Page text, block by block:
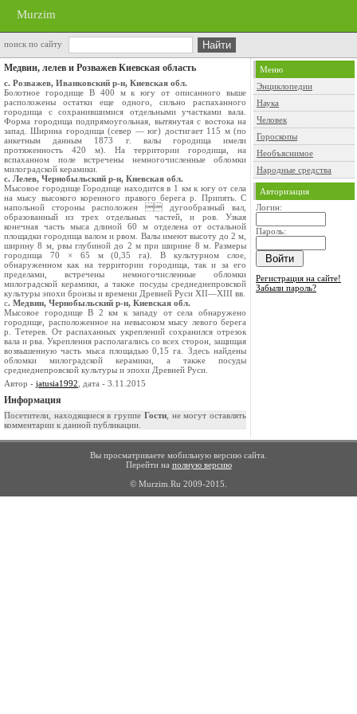
Murzim
поиск по сайту
Медвин, лелев и Розважев Киевская область
с. Розважев, Иванковский р-н, Киевская обл.
Болотное городище В 400 м к югу от описанного выше
расположены остатки еще одного, сильно распаханного
городища с сохранившимися отдельными участками вала.
Форма городища подпрямоугольная, вытянутая с востока на
запад. Ширина городища (север — юг) достигает 115 м (по
анкетным данным 1873 г. валы городища имели
протяженность 420 м). На территории городища, на
вспаханном поле встречены немногочисленные обломки
милоградской керамики.
с. Лелев, Чернобыльский р-н, Киевская обл.
Мысовое городище Городище находится в 1 км к югу от села
на мысу высокого коренного правого берега р. Припять. С
напольной стороны расположен  дугообразный вал,
образованный из трех отдельных частей, и ров. Узкая
конечная часть мыса длиной 60 м отделена от остальной
площадки городища валом и рвом. Валы имеют высоту до 2 м,
ширину 8 м, рвы глубиной до 2 м при ширине 8 м. Размеры
городища 70 × 65 м (0,35 га). В культурном слое,
обнаруженном как на территории городища, так и за его
пределами, встречены немногочисленные обломки
милоградской керамики, а также посуды среднеднепровской
культуры эпохи бронзы и времени Древней Руси XII—XIII вв.
с. Медвин, Чернобыльский р-н, Киевская обл.
Мысовое городище В 2 км к западу от села обнаружено
городище, расположенное на невысоком мысу левого берега
р. Тетерев. От распаханных укреплений сохранился отрезок
вала и рва. Укрепления располагались со всех сторон, защищая
возвышенную часть мыса площадью 0,15 га. Здесь найдены
обломки милоградской керамики, а также посуды
среднеднепровской культуры и эпохи Древней Руси.
Автор - jatusia1992 , дата - 3.11.2015
Информация
Посетители, находящиеся в группе Гости, не могут оставлять
комментарии к данной публикации.
Меню
Энциклопедии
Наука
Человек
Гороскопы
Необъяснимое
Народные средства
Авторизация
Логин:
Пароль:
Регистрация на сайте!
Забыли пароль?
Вы просматриваете мобильную версию сайта.
Перейти на полную версию
© Murzim.Ru 2009-2015.